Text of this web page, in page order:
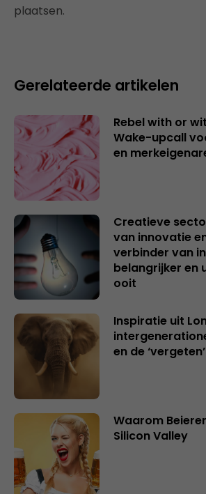
plaatsen.
Gerelateerde artikelen
Rebel with or
Wake-upcall
en
Creatieve
van innovatie
verbinder van
belangrijker en
ooit
Inspiratie uit
en de
Waarom
Silicon Valley